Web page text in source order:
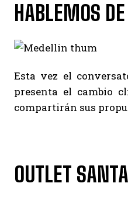
HABLEMOS
Esta vez el
presenta el cambio
compartirán sus
OUTLET